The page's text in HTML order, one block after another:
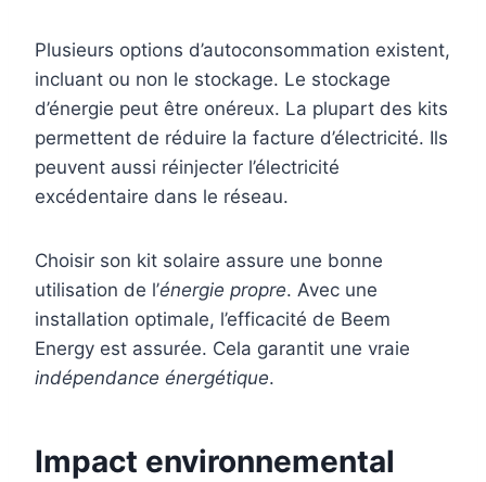
Plusieurs options d’autoconsommation existent,
incluant ou non le stockage. Le stockage
d’énergie peut être onéreux. La plupart des kits
permettent de réduire la facture d’électricité. Ils
peuvent aussi réinjecter l’électricité
excédentaire dans le réseau.
Choisir son kit solaire assure une bonne
utilisation de l’énergie propre. Avec une
installation optimale, l’efficacité de Beem
Energy est assurée. Cela garantit une vraie
indépendance énergétique.
Impact environnemental